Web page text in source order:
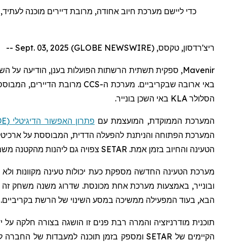
ריצ'רדסון, טקסס, Sept. 03, 2025 (GLOBE NEWSWIRE) --
Mavenir, ספקית תשתית הרשתות הפועלות בענן, הודיעה על
באי ארובה שבקריביים. מערכת ה-CCS מרובת הדיירים,
הסלולר KLA באי השכן בונייר.
המערכת הממוקדת, המועצמת עם פתרון האפשור הדיגיטלי (
המערכת הפתוחה והניתנת להפעלה הדדית, המבוססת על
הטעינה והחיוב בזמן אמת. SETAR צפויה גם ליהנות מהקטנה
מערכת הטעינה החדשה מספקת כעת יכולות טעינה מקוונות
ובונייר, באמצעות מערכת אחת מכונסת. שדרוג משנה משחק
הבא, בעוד המפעילה ממשיכה במסע השינוי של הרשת בקריביים.
תוכנית מודרניזציה והמרה רבת פנים זו הושגה בצורה חלקה על
הקיימים של SETAR ומספק בזמן תוכנה למעבדות של החברה